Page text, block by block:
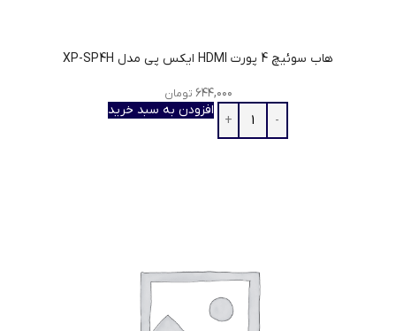
هاب سوئیچ 4 پورت HDMI ایکس پی مدل XP-SP4H
۶۴۴,۰۰۰ تومان
افزودن به سبد خرید